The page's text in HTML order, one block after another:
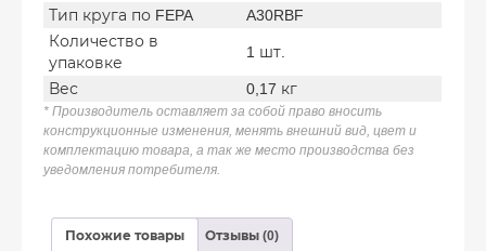
Тип круга по FEPA
A30RBF
Количество в
упаковке
1 шт.
Вес 0,17 кг
* Производитель оставляет за собой право вносить
конструкционные изменения, менять внешний вид, цвет и
комплектацию товара, а так же место производства без
уведомления потребителя.
Похожие товары Отзывы (0)